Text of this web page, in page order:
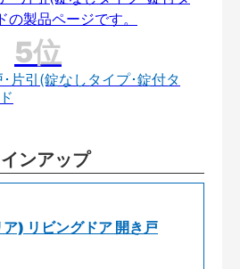
片引(錠なしタイプ･錠付タ
ンアップ
) リビングドア 開き戸